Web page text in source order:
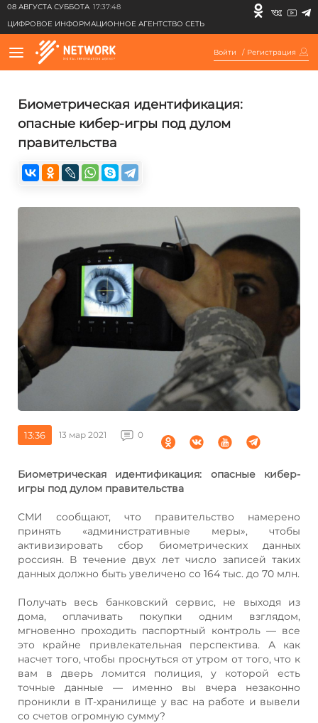
08 АВГУСТА СУББОТА 17:37:48
ЦИФРОВОЕ ИНФОРМАЦИОННОЕ АГЕНТСТВО СЕТЬ
Войти / Регистрация
Биометрическая идентификация:
опасные кибер-игры под дулом
правительства
13:36 13 мар 2021 0
Биометрическая идентификация: опасные кибер-
игры под дулом правительства
СМИ сообщают, что правительство намерено
принять «административные меры», чтобы
активизировать сбор биометрических данных
россиян. В течение двух лет число записей таких
данных должно быть увеличено со 164 тыс. до 70 млн.
Получать весь банковский сервис, не выходя из
дома, оплачивать покупки одним взглядом,
мгновенно проходить паспортный контроль — все
это крайне привлекательная перспектива. А как
насчет того, чтобы проснуться от утром от того, что к
вам в дверь ломится полиция, у которой есть
точные данные — именно вы вчера незаконно
проникли в IT-хранилище у вас на работе и вывели
со счетов огромную сумму?